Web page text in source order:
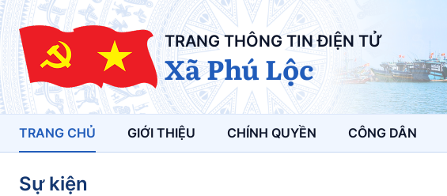
TRANG THÔNG TIN ĐIỆN TỬ
Xã Phú Lộc
TRANG CHỦ GIỚI THIỆU CHÍNH QUYỀN CÔNG DÂN
Sự kiện